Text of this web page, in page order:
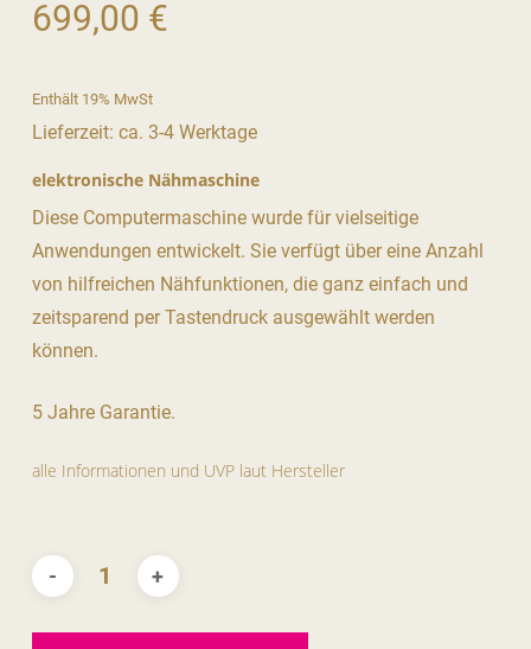
699,00 €
Enthält 19% MwSt
Lieferzeit: ca. 3-4 Werktage
elektronische Nähmaschine
Diese Computermaschine wurde für vielseitige
Anwendungen entwickelt. Sie verfügt über eine Anzahl
von hilfreichen Nähfunktionen, die ganz einfach und
zeitsparend per Tastendruck ausgewählt werden
können.
5 Jahre Garantie.
alle Informationen und UVP laut Hersteller